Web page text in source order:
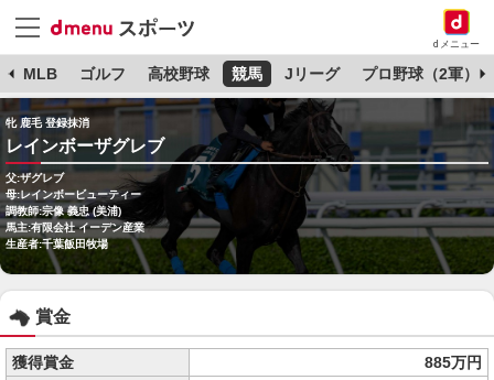
dメニュー
MLB ゴルフ 高校野球 競馬 Jリーグ プロ野球（2軍）
牝 鹿毛 登録抹消
レインボーザグレブ
父:ザグレブ
母:レインボービューティー
調教師:宗像 義忠 (美浦)
馬主:有限会社 イーデン産業
生産者:千葉飯田牧場
賞金
獲得賞金
885万円